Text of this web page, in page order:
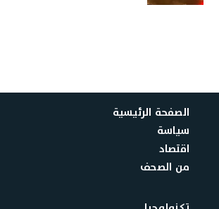
الصفحة الرئيسية
سياسة
اقتصاد
من الصحف